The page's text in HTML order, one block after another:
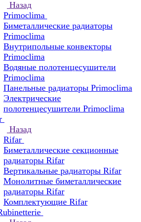
Назад
Primoclima
Биметаллические радиаторы
Primoclima
Внутрипольные конвекторы
Primoclima
Водяные полотенцесушители
Primoclima
Панельные радиаторы Primoclima
Электрические
полотенцесушители Primoclima
Назад
Rifar
Биметаллические секционные
радиаторы Rifar
Вертикальные радиаторы Rifar
Монолитные биметаллические
радиаторы Rifar
Комплектующие Rifar